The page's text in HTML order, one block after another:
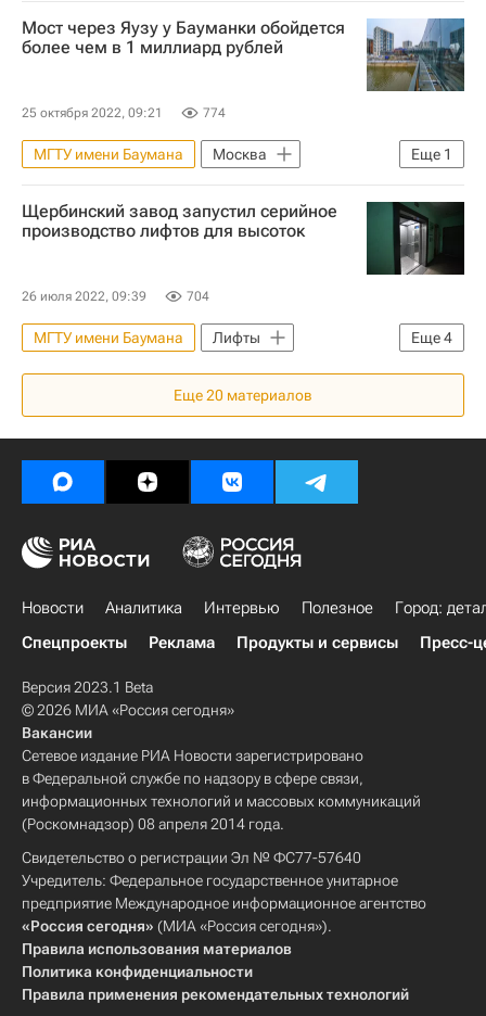
Дмитрий Чернышенко
Россия
Сергей Собянин
Москва
Мост через Яузу у Бауманки обойдется
более чем в 1 миллиард рублей
25 октября 2022, 09:21 774
Еще 1
МГТУ имени Баумана
Москва
Мосты
Щербинский завод запустил серийное
производство лифтов для высоток
26 июля 2022, 09:39 704
Еще4
МГТУ имени Баумана
Лифты
Виталий Мутко
Россия
"Дом.РФ"
Еще20 материалов
Новости Аналитика Интервью Полезное
Город:
Спецпроекты
Реклама Продукты и сервисы Пресс-
Версия 2023.1 Beta
© 2026 МИА «Россия сегодня»
Вакансии
Сетевое издание РИА Новости зарегистрировано
в Федеральной службе по надзору в сфере связи,
информационных технологий и массовых коммуникаций
(Роскомнадзор) 08 апреля 2014 года.
Свидетельство о регистрации Эл № ФС77-57640
Учредитель: Федеральное государственное унитарное
предприятие Международное информационное агентство
«Россия сегодня» (МИА «Россия сегодня»).
Правила использования материалов
Политика конфиденциальности
Правила применения рекомендательных технологий